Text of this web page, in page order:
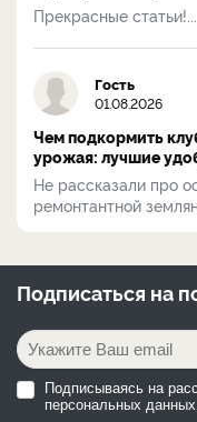
Прекрасные статьи!...
Гость
01.08.2026
Чем подкормить
урожая: лучшие
Не рассказали про
ремонтантной
Подписаться на
Подписываясь на
персональных данных.